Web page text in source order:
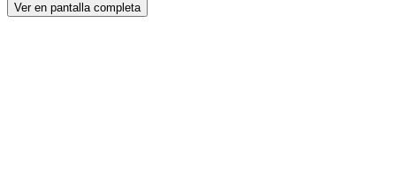
Ver en pantalla completa